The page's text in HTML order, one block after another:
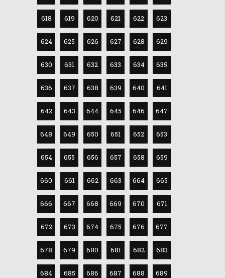
618 619 620 621 622 623
624 625 626 627 628 629
630 631 632 633 634 635
636 637 638 639 640 641
642 643 644 645 646 647
648 649 650 651 652 653
654 655 656 657 658 659
660 661 662 663 664 665
666 667 668 669 670 671
672 673 674 675 676 677
678 679 680 681 682 683
684 685 686 687 688 689